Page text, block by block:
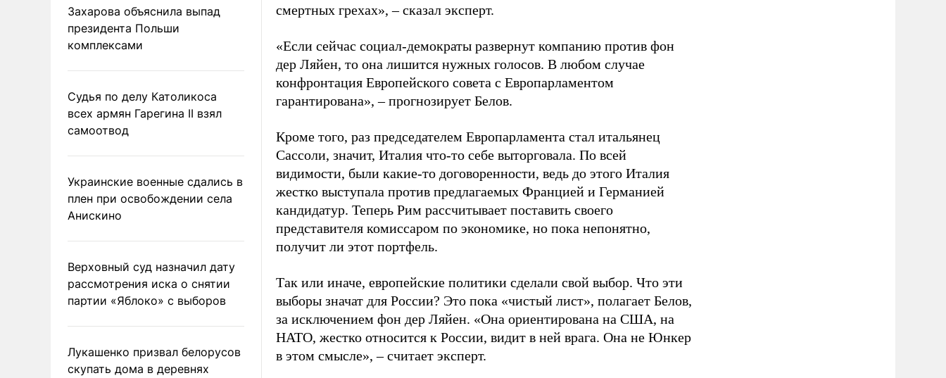
Захарова объяснила выпад
президента Польши
комплексами
Судья по делу Католикоса
всех армян Гарегина II взял
самоотвод
Украинские военные сдались в
плен при освобождении села
Анискино
Верховный суд назначил дату
рассмотрения иска о снятии
партии «Яблоко» с выборов
Лукашенко призвал белорусов
скупать дома в деревнях
смертных грехах», – сказал эксперт.
«Если сейчас социал-демократы развернут компанию против фон
дер Ляйен, то она лишится нужных голосов. В любом случае
конфронтация Европейского совета с Европарламентом
гарантирована», – прогнозирует Белов.
Кроме того, раз председателем Европарламента стал итальянец
Сассоли, значит, Италия что-то себе выторговала. По всей
видимости, были какие-то договоренности, ведь до этого Италия
жестко выступала против предлагаемых Францией и Германией
кандидатур. Теперь Рим рассчитывает поставить своего
представителя комиссаром по экономике, но пока непонятно,
получит ли этот портфель.
Так или иначе, европейские политики сделали свой выбор. Что эти
выборы значат для России? Это пока «чистый лист», полагает Белов,
за исключением фон дер Ляйен. «Она ориентирована на США, на
НАТО, жестко относится к России, видит в ней врага. Она не Юнкер
в этом смысле», – считает эксперт.